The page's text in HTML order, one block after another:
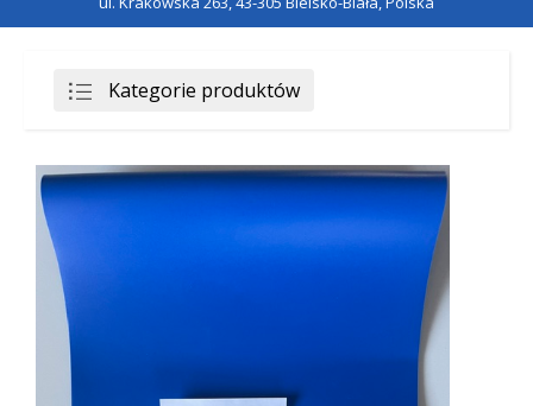
Kategorie produktów